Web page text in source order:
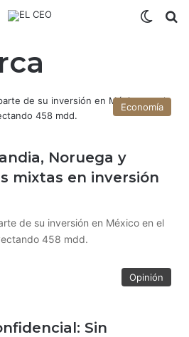
Economía
Noruega y
mixtas en inversión
de su inversión en México en el
458 mdd.
Opinión
Sin